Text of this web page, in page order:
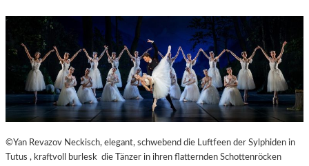
©Yan Revazov Neckisch, elegant, schwebend die Luftfeen der Sylphiden in
Tutus , kraftvoll burlesk die Tänzer in ihren flatternden Schottenröcken